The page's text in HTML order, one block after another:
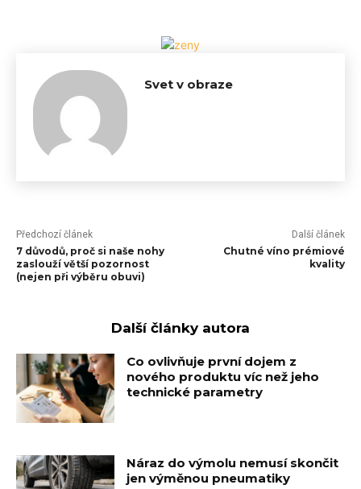
Svet v obraze
Předchozí článek
7 důvodů, proč si naše nohy
zaslouží větší pozornost
(nejen při výběru obuvi)
Další článek
Chutné víno prémiové
kvality
Další články autora
Co ovlivňuje první dojem z
nového produktu víc než jeho
technické parametry
Náraz do výmolu nemusí skončit
jen výměnou pneumatiky